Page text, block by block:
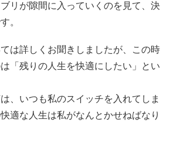
リが隙間に入っていくのを見て、決
。
は詳しくお聞きしましたが、この時
「残りの人生を快適にしたい」とい
、いつも私のスイッチを入れてしま
適な人生は私がなんとかせねばなり